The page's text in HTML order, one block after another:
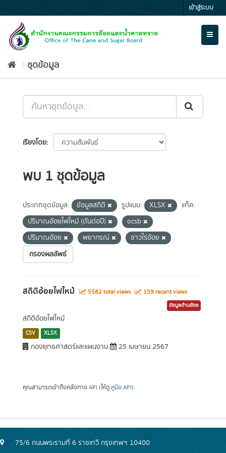
to
content
เข้าสู่ระบบ
ชุดข้อมูล
เรียงโดย
พบ 1 ชุดข้อมูล
ประเภทชุดข้อมูล: ข้อมูลสถิติ รูปแบบ: XLSX
แท็ค:
ปริมาณอ้อยไฟไหม้ (ตันต่อปี)
ocsb
ปริมาณอ้อย
พยากรณ์
ชาวไร่อ้อย
กรองผลลัพธ์
สถิติอ้อยไฟไหม้ 5582 total views 159 recent views
ข้อมูลด้านอ้อย
สถิติอ้อยไฟไหม้
CSV XLSX
กองยุทธศาสตร์และแผนงาน 25 เมษายน 2567
คุณสามารถเข้าถึงคลังทาง API (ให้ดู คู่มือ API).
75/6 ถนนพระรามที่ 6 ราชเทวี กรุงเทพฯ 10400